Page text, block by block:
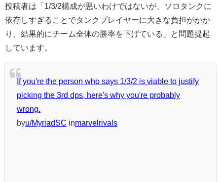
投稿者は「1/3/2構成が悪いわけではないが、ソロタンクに
依存しすぎることでタンクプレイヤーに大きな負担がかか
り、結果的にチーム全体の勝率を下げている」と問題提起
しています。
If you're the person who says 1/3/2 is viable to justify
picking the 3rd dps, here's why you're probably
wrong.
byu/MyriadSC inmarvelrivals